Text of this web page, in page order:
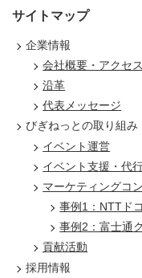
サイトマップ
企業情報
会社概要・アクセス
沿革
代表メッセージ
びぎねっとの取り組み
イベント運営
イベント支援・代
マーケティングコ
事例1：NTTド
事例2：富士通
貢献活動
採用情報